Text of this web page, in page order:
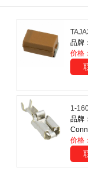
品牌
价格
1-
品牌
价格